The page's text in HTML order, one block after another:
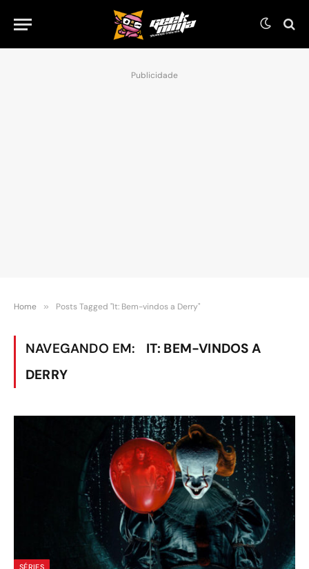
Publicidade
Home » Posts Tagged "It: Bem-vindos a Derry"
NAVEGANDO EM:
IT: BEM-VINDOS A
DERRY
SÉRIES